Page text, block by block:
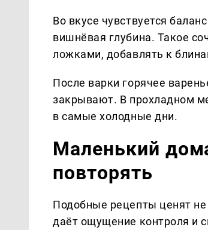
Во вкусе чувствуется
вишнёвая глубина. Такое
ложками, добавлять к
После варки горячее
закрывают. В прохладном
в самые холодные дни.
Маленький
повторять
Подобные рецепты ценят не
даёт ощущение контроля и